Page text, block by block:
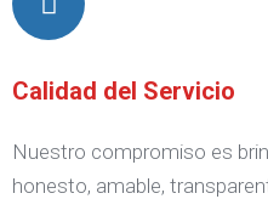
Calidad del Servicio
Nuestro compromiso es
honesto, amable,